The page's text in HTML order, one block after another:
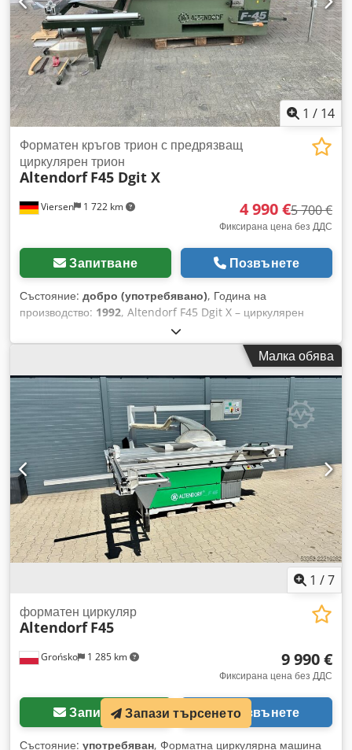
1 / 14
Viersen 1 722 km
Форматен кръгов трион с предрязващ
циркулярен трион
Altendorf F45 Dgit X
4 990 €5 700 €
Фиксирана цена без ДДС
Запитване Позвънете
Състояние: добро (употребявано), Година на
производство: 1992, Altendorf F45 Dgit X – циркулярен
трион за рязане на плочи, в напълно изправно състояние.
Дигиталният дисплей за паралелния ограничител е
наличен. Има и измервателна лента и сензор. Дигиталният
дисплей за настройка на ъгъла е напълно изправен.
Мощност: 5,5 kW (основен мотор) и 0,75 kW
(предварително рязане) Дължина на плъзгащата се маса:
280 см Диаметър на диска: макс. 350 мм Дължина на
паралелния ограничител: до 1250 мм Включва
допълнителен спомагателен ограничител (сгъваем).
Трионът е произведен през 1992 г. и е бил използван в
учебна работилница. Cjdpfx Afsznipbswjrf Доставка чрез
транспортна фирма е възможна след предварителна
уговорка. #8504
Малка обява
1 /7
Grońsko 1 285 km
форматен циркуляр
Altendorf F45
9 990 €
Фиксирана цена без ДДС
Запитване Позвънете
Състояние: употребяван, Форматна циркулярна машина
Запази търсенето